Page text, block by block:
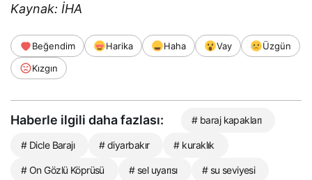
Kaynak: İHA
Beğendim Harika Haha Vay
Üzgün
Kızgın
Haberle ilgili daha fazlası: # baraj kapakları
# Dicle Barajı # diyarbakır # kuraklık
# On Gözlü Köprüsü # sel uyarısı # su seviyesi